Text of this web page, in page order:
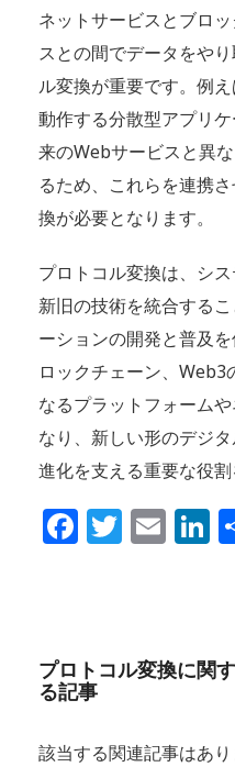
ネットサービスとブロ
スとの間でデータをや
ル変換が重要です。例
動作する分散型アプリ
来のWebサービスと異
るため、これらを連携
換が必要となります。
プロトコル変換は、シス
新旧の技術を統合する
ーションの開発と普及
ロックチェーン、
なるプラットフォーム
なり、新しい形のデジ
進化を支える重要な役割
プロトコル変換に関す
る記事
該当する関連記事はあり